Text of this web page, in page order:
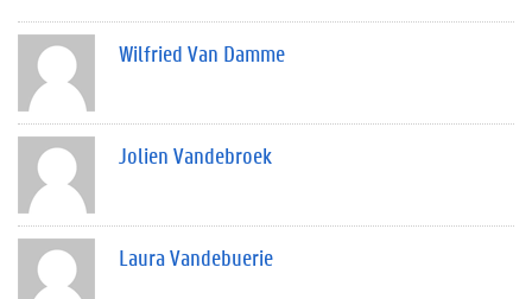
Wilfried Van Damme
Jolien Vandebroek
Laura Vandebuerie